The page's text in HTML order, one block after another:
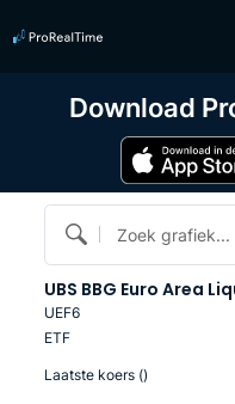
Zoek grafiek...
UBS BBG Euro Area
UEF6
ETF
Laatste koers ()
Download